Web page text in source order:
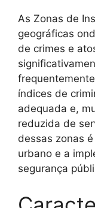
As Zonas de
geográficas
de crimes e
índices de
adequada e,
reduzida de
dessas zonas
urbano e a
segurança